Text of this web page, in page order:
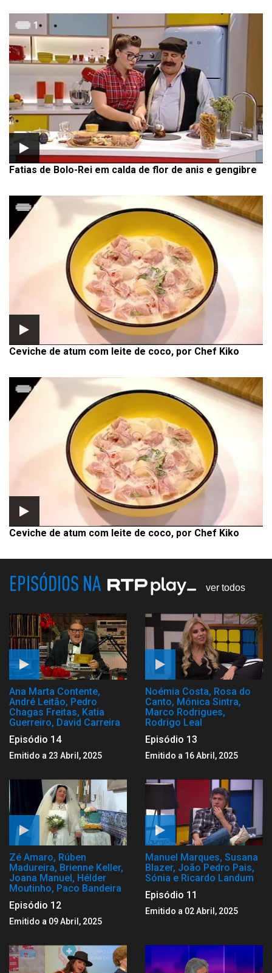
Fatias de Bolo-Rei em calda de flor de anis e gengibre
Ceviche de atum com leite de coco, por Chef Kiko
Ceviche de atum com leite de coco, por Chef Kiko
EPISÓDIOS NA ver todos
Ana Marta Contente,
André Leitão, Pedro
Chagas Freitas, Katia
Guerreiro, David Carreira
Episódio 14
Emitido a 23 Abril, 2025
Noémia Costa, Rosa do
Canto, Mónica Sintra,
Marco Rodrigues,
Rodrigo Leal
Episódio 13
Emitido a 16 Abril, 2025
Zé Amaro, Rúben
Madureira, Brienne Keller,
Joana Manuel, Hélder
Moutinho, Paco Bandeira
Episódio 12
Emitido a 09 Abril, 2025
Manuel Marques, Susana
Blazer, João Pedro Pais,
Sónia e Ricardo Landum
Episódio 11
Emitido a 02 Abril, 2025